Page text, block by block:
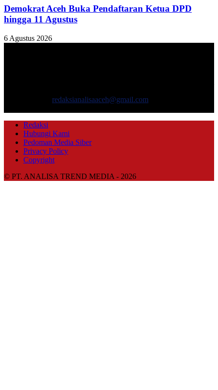
Demokrat Aceh Buka Pendaftaran Ketua DPD
hingga 11 Agustus
6 Agustus 2026
redaksianalisaaceh@gmail.com
Redaksi
Hubungi Kami
Pedoman Media Siber
Privacy Policy
Copyright
© PT. ANALISA TREND MEDIA - 2026